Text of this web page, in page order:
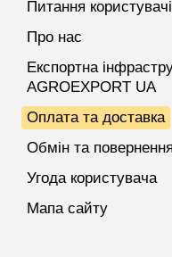
Питання
Про нас
Експортна
AGROEXPORT UA
Оплата та доставка
Обмін та повернення
Угода користувача
Мапа сайту